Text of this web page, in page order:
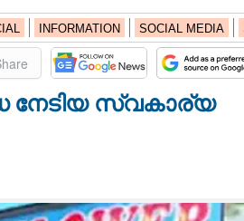
INFORMATION SOCIAL MEDIA
നേടിയ സ്വകാര്യ